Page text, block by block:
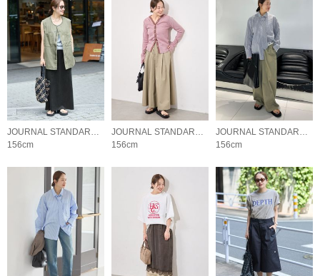
JOURNAL STANDARD LADYS
156cm
JOURNAL STANDARD LADYS
156cm
JOURNAL STANDARD LADYS
156cm